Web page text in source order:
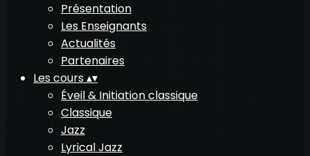
Présentation
Les Enseignants
Actualités
Partenaires
Les cours▴▾
Éveil & Initiation classique
Classique
Jazz
Lyrical Jazz